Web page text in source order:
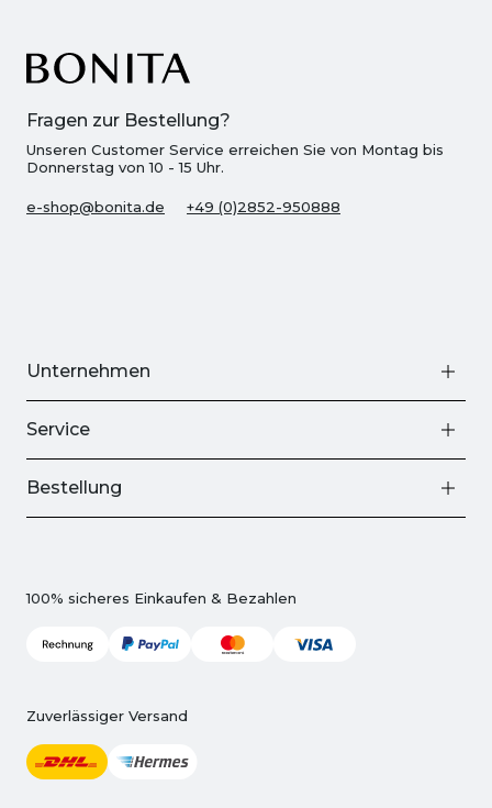
Fragen zur Bestellung?
Unseren Customer Service erreichen Sie von Montag bis
Donnerstag von 10 - 15 Uhr.
e-shop@bonita.de +49 (0)2852-950888
Unternehmen
Service
Bestellung
100% sicheres Einkaufen & Bezahlen
Zuverlässiger Versand